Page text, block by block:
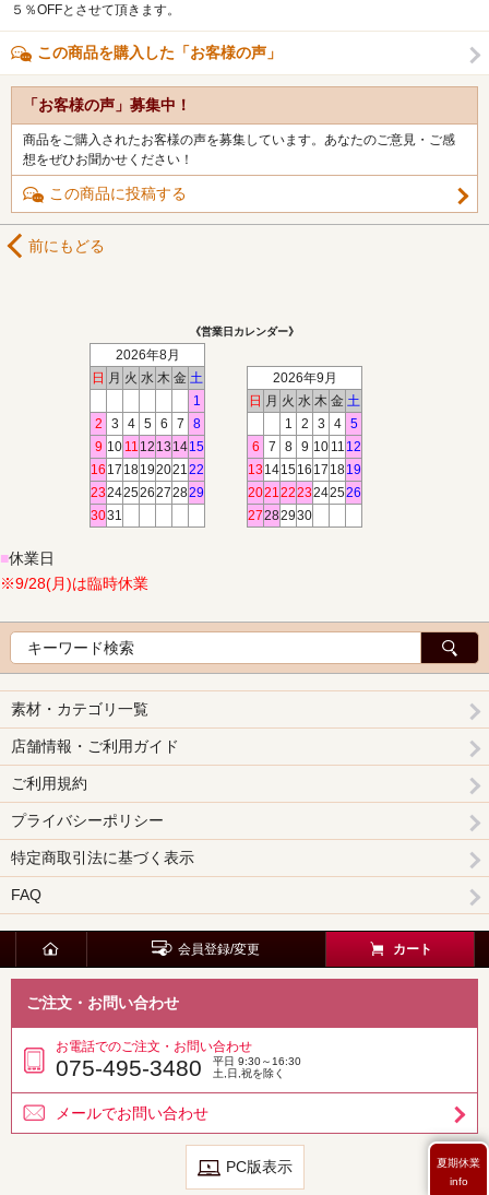
５％OFFとさせて頂きます。
この商品を購入した「お客様の声」
「お客様の声」募集中！
商品をご購入されたお客様の声を募集しています。あなたのご意見・ご感
想をぜひお聞かせください！
この商品に投稿する
前にもどる
《営業日カレンダー》
2026年8月
日 月 火 水 木 金 土
1
2
3 4 5 6 7
8
9 10 11 12 13 1415
16 17 1819202122
23242526272829
3031
2026年9月
日 月 火 水 木 金 土
1
2 3 4
5
6
7 8 9 10 11 12
13 141516 17 1819
20212223242526
27282930
■休業日
※9/28(月)は臨時休業
素材・カテゴリ一覧
店舗情報・ご利用ガイド
ご利用規約
プライバシーポリシー
特定商取引法に基づく表示
FAQ
会員登録/変更 カート
ご注文・お問い合わせ
お電話でのご注文・お問い合わせ
075-495-3480
平日 9:30～16:30
土,日,祝を除く
メールでお問い合わせ
PC版表示
夏期休業
info